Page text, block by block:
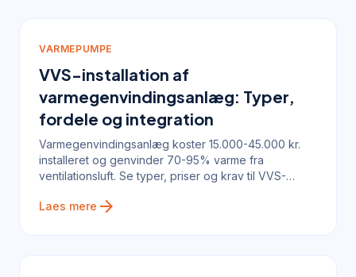
VARMEPUMPE
VVS-installation af
varmegenvindingsanlæg: Typer,
fordele og integration
Varmegenvindingsanlæg koster 15.000-45.000 kr.
installeret og genvinder 70-95% varme fra
ventilationsluft. Se typer, priser og krav til VVS-
Laes mere arrow_forward